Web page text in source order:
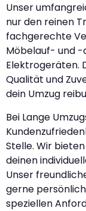
Unser
nur den reinen
fachgerechte
Möbelauf- und -
Elektrogeräten.
Qualität und
dein Umzug
Bei Lange
Stelle. Wir
deinen
Unser
gerne
speziellen